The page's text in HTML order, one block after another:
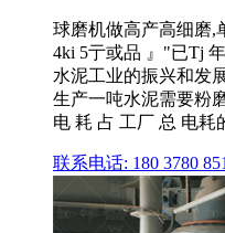
球磨机做高产高细磨,
4ki 5亍或品 』"已Tj
水泥工业的振兴和发
生产一吨水泥需要粉
电 耗 占 工厂 总 电耗
联系电话: 180 3780